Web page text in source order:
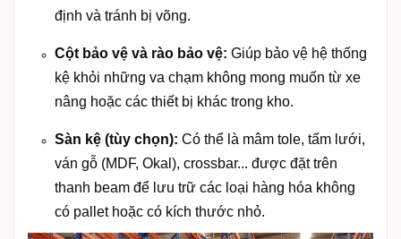
định và tránh bị võng.
Cột bảo vệ và rào bảo vệ: Giúp bảo vệ hệ thống
kệ khỏi những va chạm không mong muốn từ xe
nâng hoặc các thiết bị khác trong kho.
Sàn kệ (tùy chọn): Có thể là mâm tole, tấm lưới,
ván gỗ (MDF, Okal), crossbar... được đặt trên
thanh beam để lưu trữ các loại hàng hóa không
có pallet hoặc có kích thước nhỏ.